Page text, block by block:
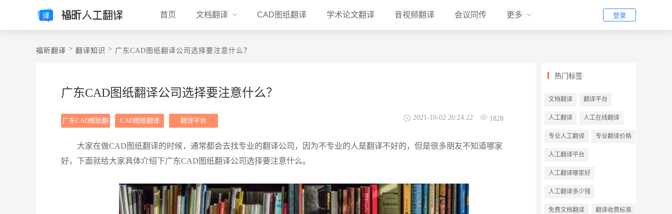
首页 文档翻译 CAD图纸翻译 学术论文翻译 音视频翻译 会议同传 更多 登录
福昕翻译 > 翻译知识 > 广东CAD图纸翻译公司选择要注意什么？
广东CAD图纸翻译公司选择要注意什么？
广东CAD图纸翻
CAD图纸翻译 翻译平台 1828
2021-10-02 20:24:22
大家在做CAD图纸翻译的时候，通常都会去找专业的翻译公司，因为不专业的人是翻译不好的，但是很多朋友不知道哪家
好，下面就给大家具体介绍下广东CAD图纸翻译公司选择要注意什么。
热门标签
文档翻译 翻译平台
人工翻译 人工在线翻译
专业人工翻译 专业翻译价格
人工翻译平台
人工翻译哪家好
人工翻译多少钱
免费文档翻译 翻译收费标准